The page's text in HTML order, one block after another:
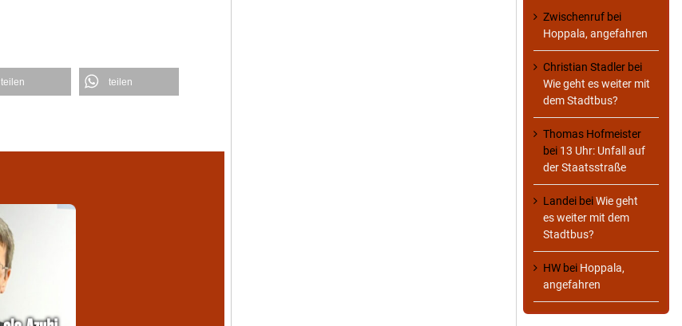
teilen teilen
Zwischenruf bei
Hoppala, angefahren
Christian Stadler bei
Wie geht es weiter mit
dem Stadtbus?
Thomas Hofmeister
bei 13 Uhr: Unfall auf
der Staatsstraße
Landei beiWie geht
es weiter mit dem
Stadtbus?
HW bei Hoppala,
angefahren